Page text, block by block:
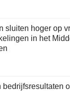
sluiten hoger op
in het
bedrijfsresultaten